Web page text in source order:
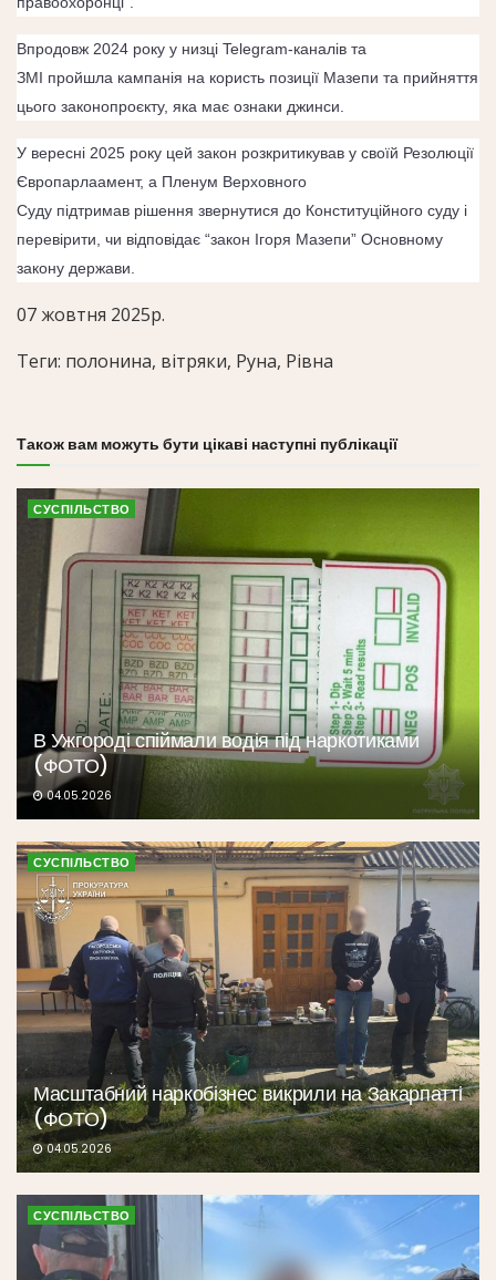
Впродовж 2024 року у низці Telegram-каналів та
ЗМІ пройшла кампанія на користь позиції Мазепи та прийняття
цього законопроєкту, яка має ознаки джинси.
У вересні 2025 року цей закон розкритикував у своїй Резолюції
Європарлаамент, а Пленум Верховного
Суду підтримав рішення звернутися до Конституційного суду і
перевірити, чи відповідає “закон Ігоря Мазепи” Основному
закону держави.
07 жовтня 2025р.
Теги: полонина, вітряки, Руна, Рівна
Також вам можуть бути цікаві наступні публікації
СУСПІЛЬСТВО
В Ужгороді спіймали водія під наркотиками
(ФОТО)
04.05.2026
СУСПІЛЬСТВО
Масштабний наркобізнес викрили на Закарпатті
(ФОТО)
04.05.2026
СУСПІЛЬСТВО